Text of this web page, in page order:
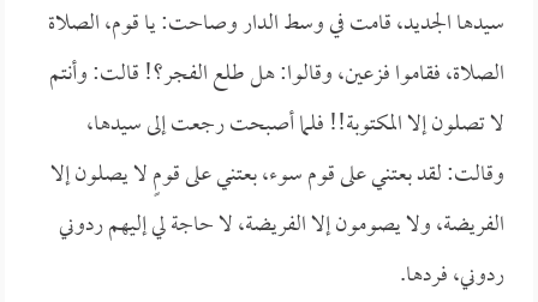
سيدها الجديد، قامت في وسط الدار وصاحت: يا قوم، الصلاة
الصلاة، فقاموا فزعين، وقالوا: هل طلع الفجر؟! قالت: وأنتم
لا تصلون إلا المكتوبة!! فلما أصبحت رجعت إلى سيدها،
وقالت: لقد بعتني على قوم سوء، بعتني على قومٍ لا يصلون إلا
الفريضة، ولا يصومون إلا الفريضة، لا حاجة لي إليهم ردوني
ردوني، فردها.